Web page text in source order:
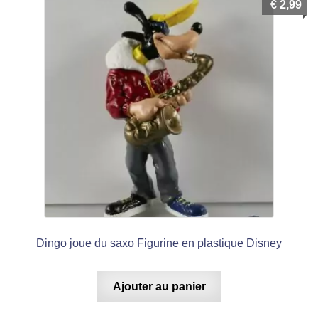
Dingo joue du saxo Figurine en plastique Disney
€ 2,99
Ajouter au panier